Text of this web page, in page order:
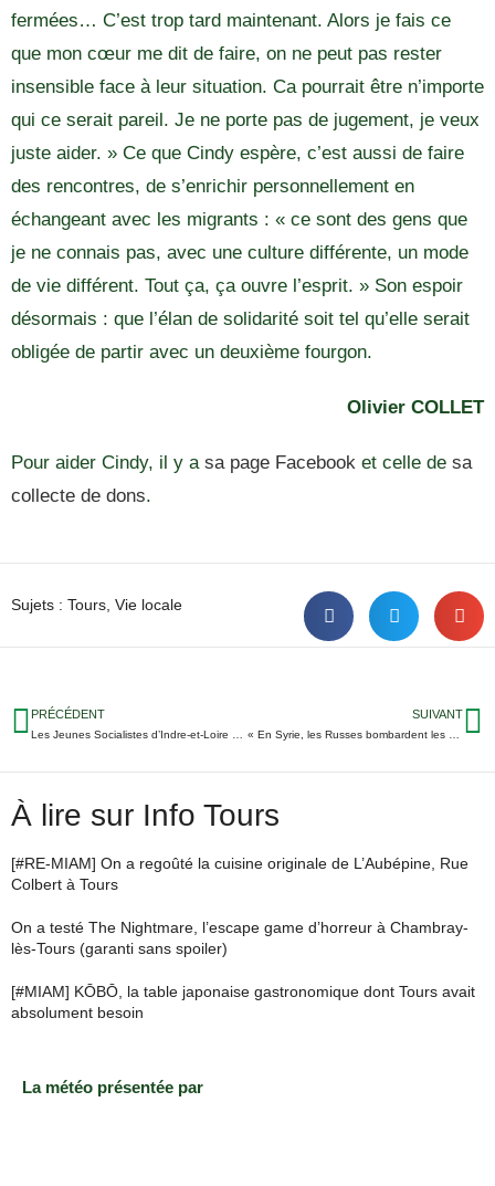
fermées… C’est trop tard maintenant. Alors je fais ce
que mon cœur me dit de faire, on ne peut pas rester
insensible face à leur situation. Ca pourrait être n’importe
qui ce serait pareil. Je ne porte pas de jugement, je veux
juste aider. » Ce que Cindy espère, c’est aussi de faire
des rencontres, de s’enrichir personnellement en
échangeant avec les migrants : « ce sont des gens que
je ne connais pas, avec une culture différente, un mode
de vie différent. Tout ça, ça ouvre l’esprit. » Son espoir
désormais : que l’élan de solidarité soit tel qu’elle serait
obligée de partir avec un deuxième fourgon.
Olivier COLLET
Pour aider Cindy, il y a sa page Facebook et celle de sa
collecte de dons.
Sujets : Tours Vie locale
PRÉCÉDENT SUIVANT
À lire sur Info Tours
[#RE-MIAM] On a regoûté la cuisine originale de L’Aubépine, Rue
Colbert à Tours
On a testé The Nightmare, l’escape game d’horreur à Chambray-
lès-Tours (garanti sans spoiler)
[#MIAM] KŌBŌ, la table japonaise gastronomique dont Tours avait
absolument besoin
La météo présentée par